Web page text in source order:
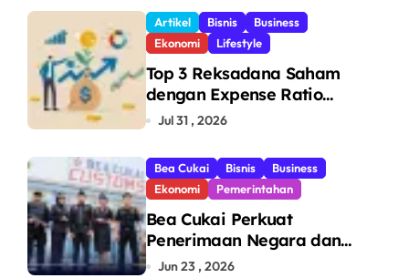
di Makassar
Artikel Bisnis
Business
Ekonomi
Lifestyle
Top 3 Reksadana Saham
dengan Expense Ratio
Terendah
Jul 31 , 2026
Bea Cukai Bisnis
Business
Ekonomi
Pemerintahan
Bea Cukai Perkuat
Penerimaan Negara dan
Pengawasan, Setor Rp123,8
Jun 23 , 2026